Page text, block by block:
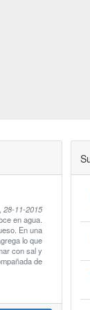
,28-11-2015
en agua.
En una
lo que
con sal y
de